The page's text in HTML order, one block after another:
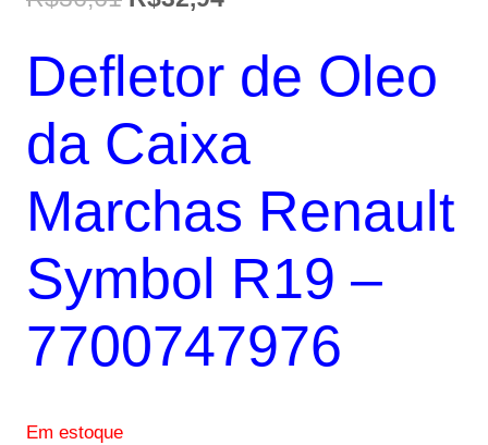
original
R$36,61.
atual
R$32,94.
Defletor de Oleo
da Caixa
Marchas Renault
Symbol R19 –
7700747976
Em estoque